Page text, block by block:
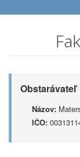
Obstarávateľ
Názov:
IČO: